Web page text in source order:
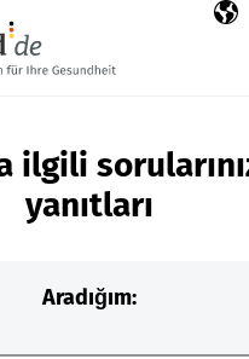
TR
ilgili
yanıtları
Aradığım: